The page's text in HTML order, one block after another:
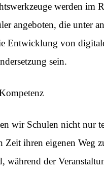
werden im
angeboten, die unter
Entwicklung von
sein.
wir Schulen nicht nur
ihren eigenen Weg
der